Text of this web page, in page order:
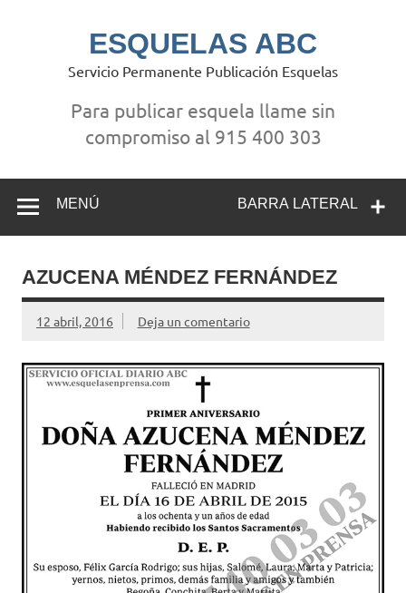
ESQUELAS ABC
Servicio Permanente Publicación Esquelas
Para publicar esquela llame sin
compromiso al 915 400 303
BARRA LATERAL
MENÚ
AZUCENA MÉNDEZ FERNÁNDEZ
12 abril, 2016 Deja un comentario